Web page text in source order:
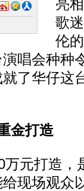
亮
歌
伦
唱会种种
了华仔这
金打造
元打造，
现场观众